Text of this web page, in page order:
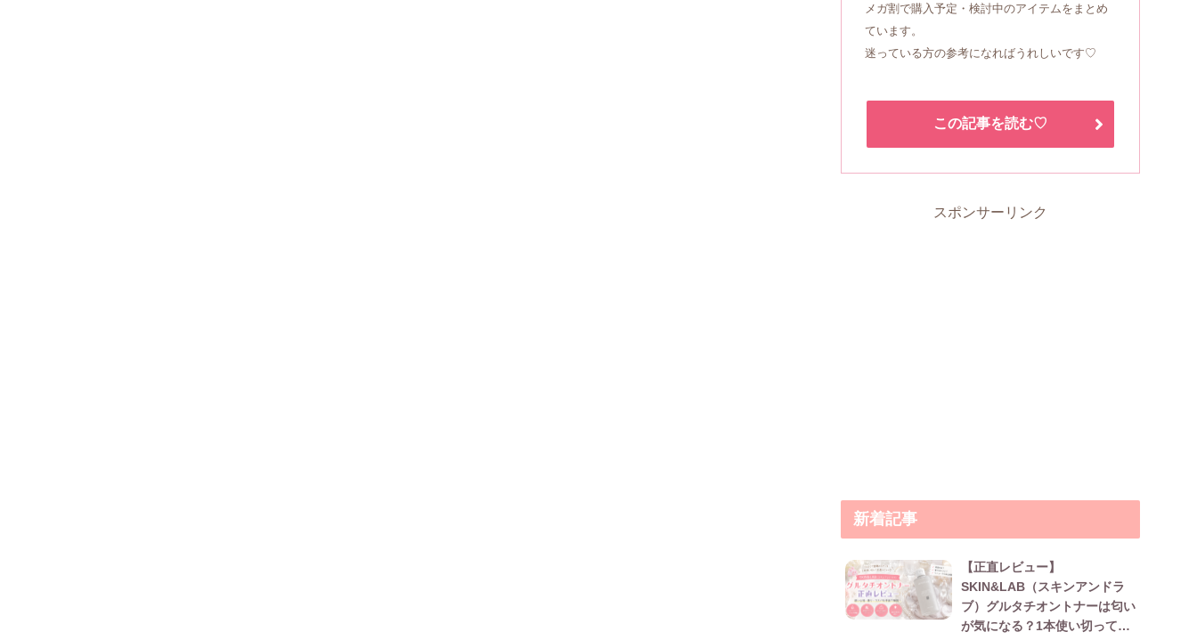
メガ割で購入予定・検討中のアイテムをまとめ
ています。
迷っている方の参考になればうれしいです♡
この記事を読む♡
スポンサーリンク
新着記事
【正直レビュー】
SKIN&LAB（スキンアンドラ
ブ）グルタチオントナーは匂い
が気になる？1本使い切って本